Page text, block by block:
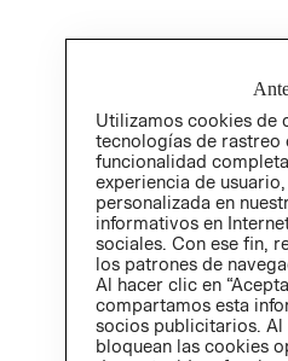
Utilizamos cookies de
tecnologías de rastreo
funcionalidad
experiencia de
personalizada en
informativos en
sociales. Con ese fin,
los patrones de
Al hacer clic en
compartamos esta
socios publicitarios. Al
bloquean las cookies